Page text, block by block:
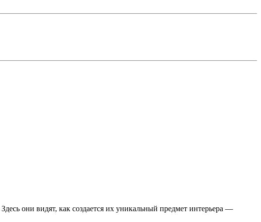
они видят, как создается их уникальный предмет интерьера —